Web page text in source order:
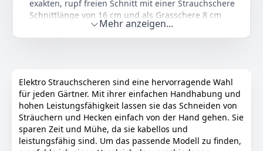
Statt:23,79 € -3%
Anzeigen
exakten, rupf freien Schnitt mit einer Strauchschere
Schnittlänge von 16 cm und als Grasschere 8 cm
Vielseitig Komfortabel: Ob als Strauchschere,
Buchsbaumschere oder Rasenschere - durch den
Flexibel undLanglebig: Die jederzeit aufladbare
Lithium-Ionen-Akkuzellen (Li-Ion) Akku-Strauchschere
hat viel Power und ist ohne Memory-Effekt
Praktisch: Diese Gras Strauchschere ermöglicht einen
einfachen und schnellen Messerwechsel, kabelloses
schneiden und eine angenehme Handhabung
Mehr anzeigen...
Elektro Strauchscheren sind eine hervorragende Wahl
für jeden Gärtner. Mit ihrer einfachen Handhabung und
hohen Leistungsfähigkeit lassen sie das Schneiden von
Sträuchern und Hecken einfach von der Hand gehen. Sie
sparen Zeit und Mühe, da sie kabellos und
leistungsfähig sind. Um das passende Modell zu finden,